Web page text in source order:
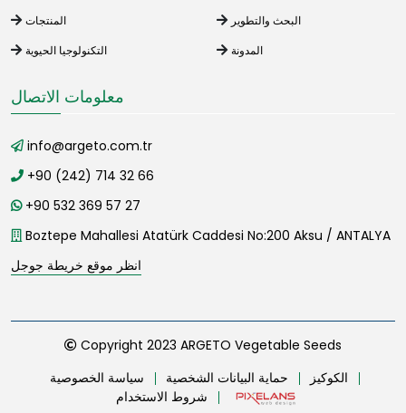
المنتجات
البحث والتطوير
التكنولوجيا الحيوية
المدونة
معلومات الاتصال
info@argeto.com.tr
+90 (242) 714 32 66
+90 532 369 57 27
Boztepe Mahallesi Atatürk Caddesi No:200 Aksu / ANTALYA
انظر موقع خريطة جوجل
Copyright 2023 ARGETO Vegetable Seeds
سياسة الخصوصية
حماية البيانات الشخصية
الكوكيز
شروط الاستخدام